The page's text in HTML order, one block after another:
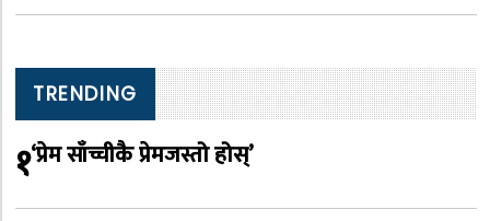
TRENDING
१‘प्रेम साँच्चीकै प्रेमजस्तो होस्’